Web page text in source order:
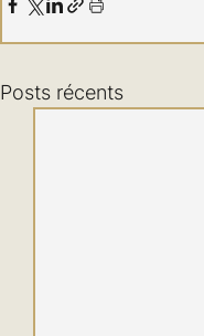
Posts récents